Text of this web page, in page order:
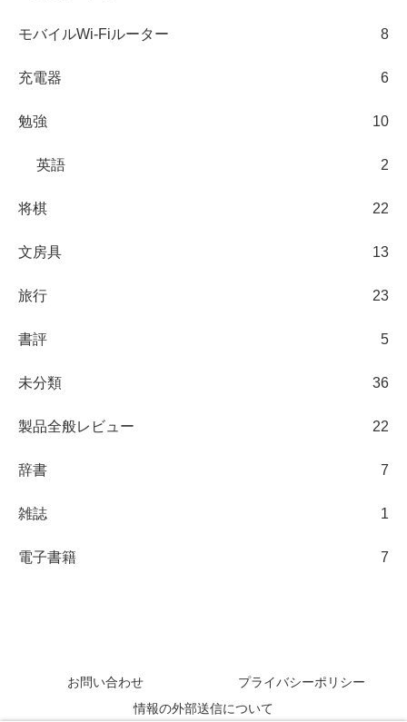
モバイルWi-Fiルーター 8
充電器 6
勉強 10
英語 2
将棋 22
文房具 13
旅行 23
書評 5
未分類 36
製品全般レビュー 22
辞書 7
雑誌 1
電子書籍 7
お問い合わせ
プライバシーポリシー
情報の外部送信について